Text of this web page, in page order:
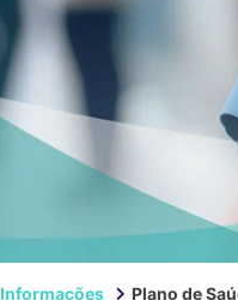
Informações Plano de